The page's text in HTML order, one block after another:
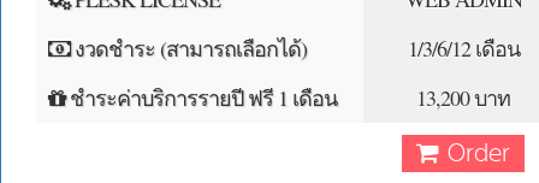
งวดชำระ (สามารถเลือกได้)
1/3/6/12 เดือน
ชำระค่าบริการรายปี ฟรี 1 เดือน
13,200 บาท
Order